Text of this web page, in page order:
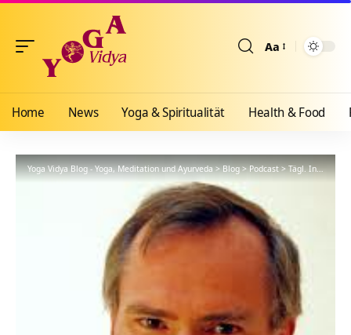
Aa
Home News Yoga & Spiritualität Health & Food
Yoga Vidya Blog - Yoga, Meditation und Ayurveda>Blog>Podcast>Tägl. Inspiration